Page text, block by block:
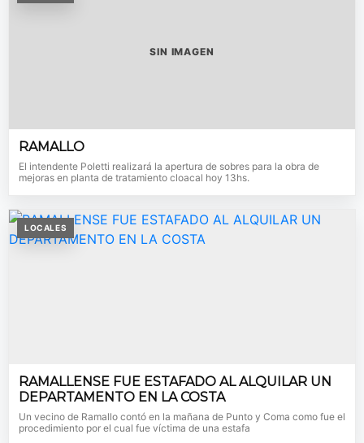
SIN IMAGEN
RAMALLO
El intendente Poletti realizará la apertura de sobres para la obra de
mejoras en planta de tratamiento cloacal hoy 13hs.
LOCALES
RAMALLENSE FUE ESTAFADO AL ALQUILAR UN
DEPARTAMENTO EN LA COSTA
Un vecino de Ramallo contó en la mañana de Punto y Coma como fue el
procedimiento por el cual fue víctima de una estafa